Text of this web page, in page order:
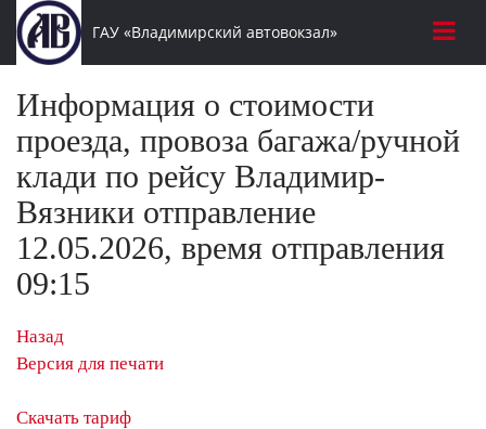
ГАУ «Владимирский автовокзал»
Информация о стоимости
проезда, провоза багажа/ручной
клади по рейсу Владимир-
Вязники отправление
12.05.2026, время отправления
09:15
Назад
Версия для печати
Скачать тариф